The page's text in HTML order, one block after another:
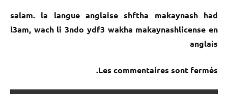
salam. la langue anglaise shftha makaynash had
l3am, wach li 3ndo ydf3 wakha makaynashlicense en
anglais
Les commentaires sont fermés.